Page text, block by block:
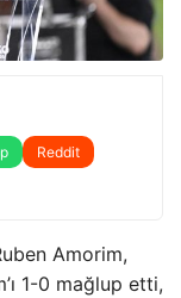
Reddit
Amorim,
1-0 mağlup etti,